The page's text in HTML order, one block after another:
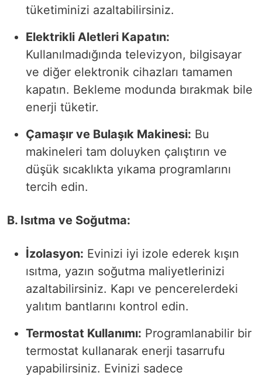
tüketiminizi azaltabilirsiniz.
Elektrikli Aletleri Kapatın:
Kullanılmadığında televizyon, bilgisayar
ve diğer elektronik cihazları tamamen
kapatın. Bekleme modunda bırakmak bile
enerji tüketir.
Çamaşır ve Bulaşık Makinesi: Bu
makineleri tam doluyken çalıştırın ve
düşük sıcaklıkta yıkama programlarını
tercih edin.
B. Isıtma ve Soğutma:
İzolasyon: Evinizi iyi izole ederek kışın
ısıtma, yazın soğutma maliyetlerinizi
azaltabilirsiniz. Kapı ve pencerelerdeki
yalıtım bantlarını kontrol edin.
Termostat Kullanımı: Programlanabilir bir
termostat kullanarak enerji tasarrufu
yapabilirsiniz. Evinizi sadece